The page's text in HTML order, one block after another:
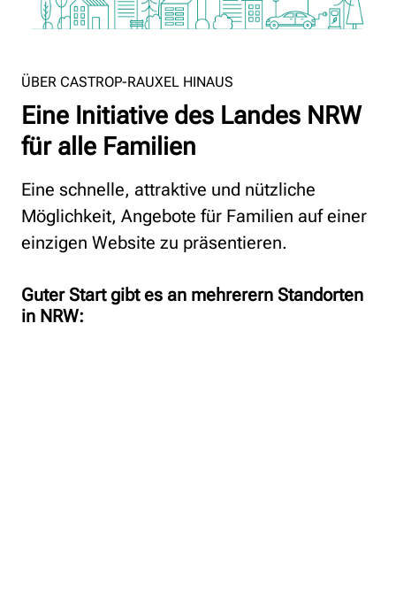
ÜBER CASTROP-RAUXEL HINAUS
Eine Initiative des Landes NRW
für alle Familien
Eine schnelle, attraktive und nützliche
Möglichkeit, Angebote für Familien auf einer
einzigen Website zu präsentieren.
Guter Start gibt es an mehrerern Standorten
in NRW: